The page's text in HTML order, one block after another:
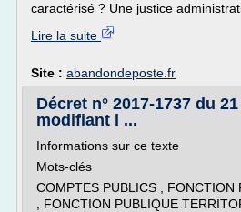
caractérisé ? Une justice
Lire la suite
Site : abandondeposte.fr
Décret n° 2017-1737 du
modifiant l ...
Informations sur ce texte
Mots-clés
COMPTES PUBLICS , FONCTION
, FONCTION PUBLIQUE